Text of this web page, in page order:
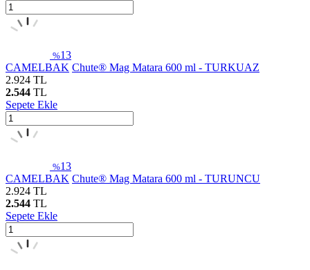
%13
CAMELBAK Chute® Mag Matara 600 ml - TURKUAZ
2.924 TL
2.544 TL
Sepete Ekle
%13
CAMELBAK Chute® Mag Matara 600 ml - TURUNCU
2.924 TL
2.544 TL
Sepete Ekle